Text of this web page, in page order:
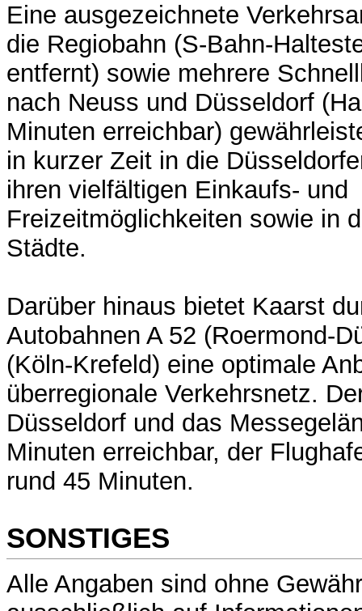
Eine ausgezeichnete
die Regiobahn (S-Bahn-
entfernt) sowie mehrere
nach Neuss und Düsseldorf
Minuten erreichbar)
in kurzer Zeit in die
ihren vielfältigen Einkaufs- und
Freizeitmöglichkeiten sowie in
Städte.
Darüber hinaus bietet Kaarst
Autobahnen A 52 (Roermond-
(Köln-Krefeld) eine optimale
überregionale Verkehrsnetz.
Düsseldorf und das
Minuten erreichbar, der
rund 45 Minuten.
SONSTIGES
Alle Angaben sind ohne